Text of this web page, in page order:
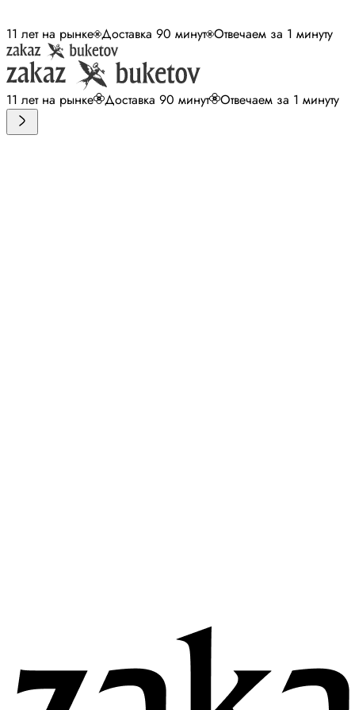
11 лет на рынке Доставка 90 минут Отвечаем за 1 минуту
11 лет на рынке Доставка 90 минут Отвечаем за 1 минуту